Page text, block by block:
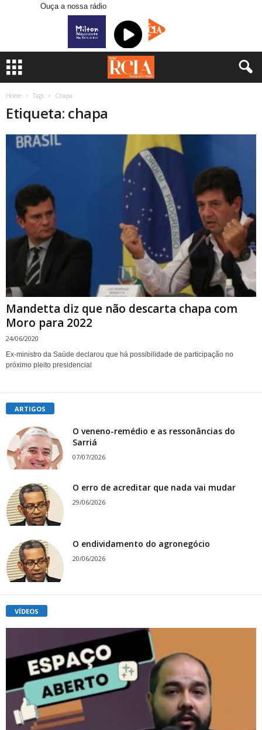
Ouça a nossa rádio
Home Tags Chapa
Etiqueta: chapa
Mandetta diz que não descarta chapa com
Moro para 2022
24/06/2020
Ex-ministro da Saúde declarou que há possibilidade de participação no
próximo pleito presidencial
ARTIGOS
O veneno-remédio e as ressonâncias do
Sarriá
07/07/2026
O erro de acreditar que nada vai mudar
29/06/2026
O endividamento do agronegócio
20/06/2026
VÍDEOS